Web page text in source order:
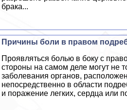
бpaка...
Причины боли в правом
Проявляться болью в боку с
стороны на самом деле могут не
заболевания органов,
непосредственно в области
и поражение легких, сердца или